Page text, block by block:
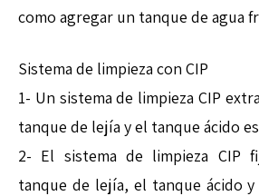
como agregar un tanque de agua
Sistema de limpieza con CIP
1- Un sistema de limpieza CIP
tanque de lejía y el tanque ácido
2- El sistema de limpieza CIP
tanque de lejía, el tanque ácido